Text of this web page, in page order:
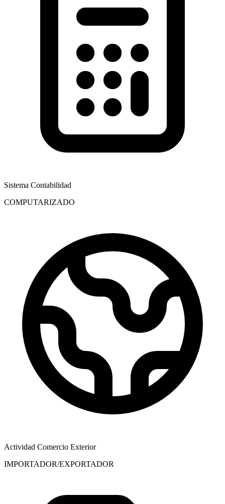
Sistema Contabilidad
COMPUTARIZADO
Actividad Comercio Exterior
IMPORTADOR/EXPORTADOR